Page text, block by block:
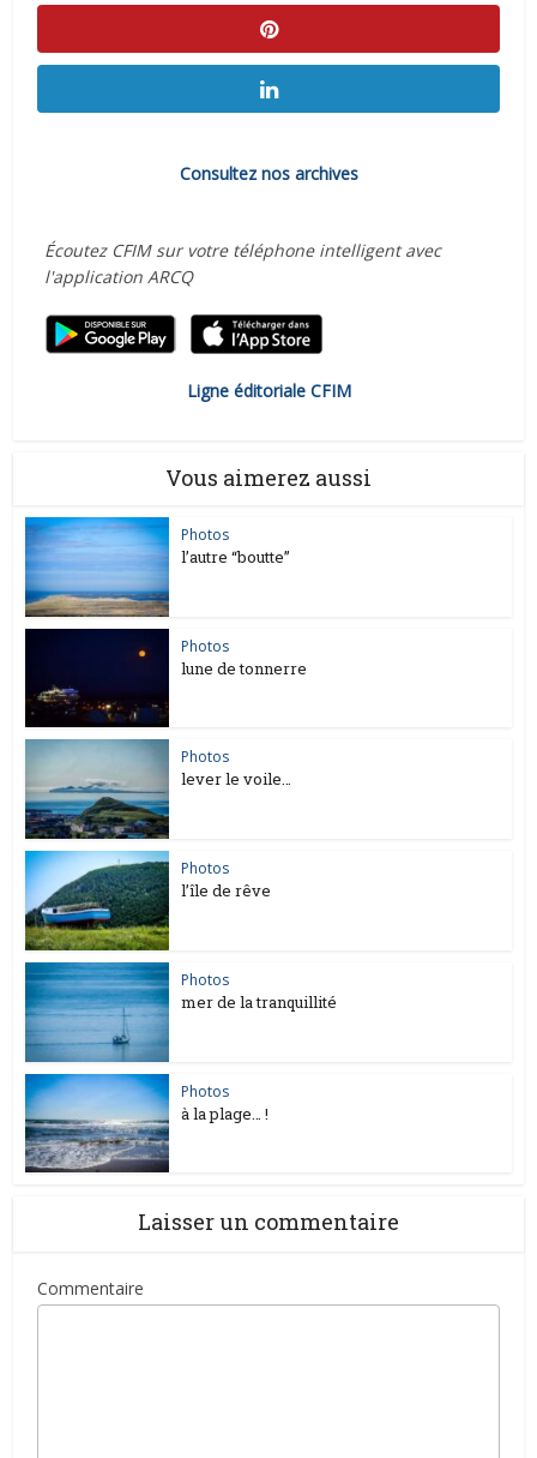
Consultez nos archives
Écoutez CFIM sur votre téléphone intelligent avec
l'application ARCQ
Ligne éditoriale CFIM
Vous aimerez aussi
Photos
l’autre “boutte”
Photos
lune de tonnerre
Photos
lever le voile…
Photos
l’île de rêve
Photos
mer de la tranquillité
Photos
à la plage… !
Laisser un commentaire
Commentaire